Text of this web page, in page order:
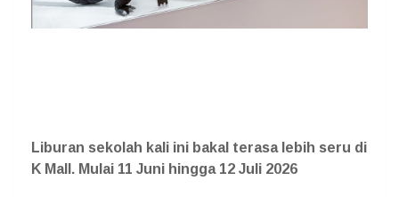
Liburan sekolah kali ini bakal terasa lebih seru di
K Mall. Mulai 11 Juni hingga 12 Juli 2026